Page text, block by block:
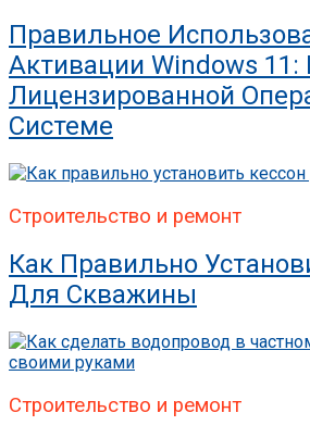
Правильное
Активации Windows
Лицензированной
Системе
Строительство и ремонт
Как Правильно
Для Скважины
Строительство и ремонт